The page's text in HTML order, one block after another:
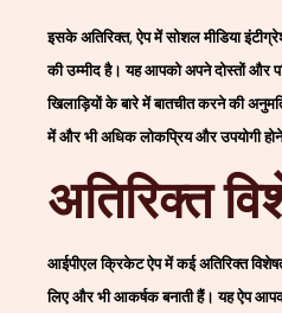
इसके अतिरिक्त, ऐप में सोशल मीडिया
की उम्मीद है। यह आपको अपने दोस्तों और
खिलाड़ियों के बारे में बातचीत करने की
में और भी अधिक लोकप्रिय और उपयोगी
अतिरिक्त
आईपीएल क्रिकेट ऐप में कई अतिरिक्त
लिए और भी आकर्षक बनाती हैं। यह ऐप